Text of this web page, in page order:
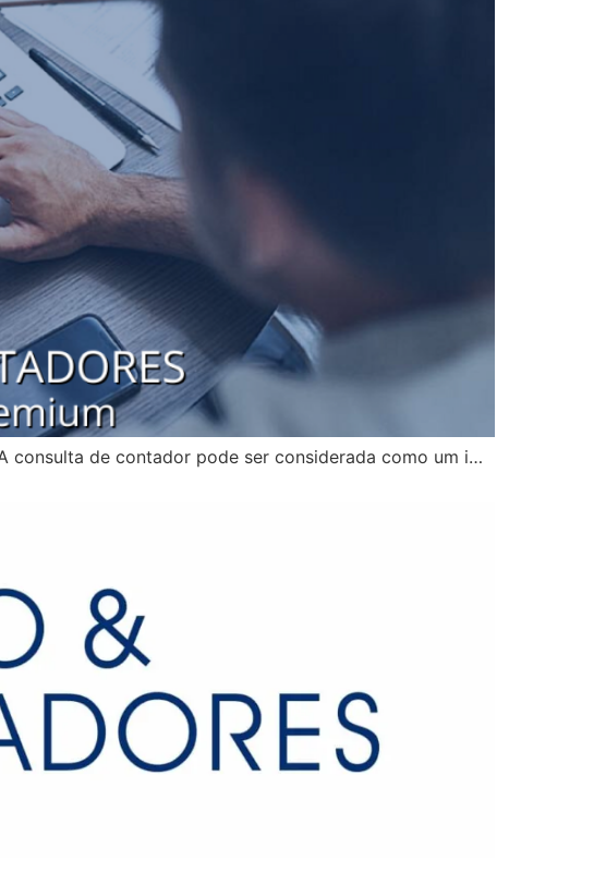
consulta de contador pode ser considerada como um i…